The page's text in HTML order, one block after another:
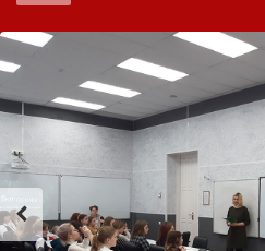
образовательной
организации
ENG SPN CHI
Приемная